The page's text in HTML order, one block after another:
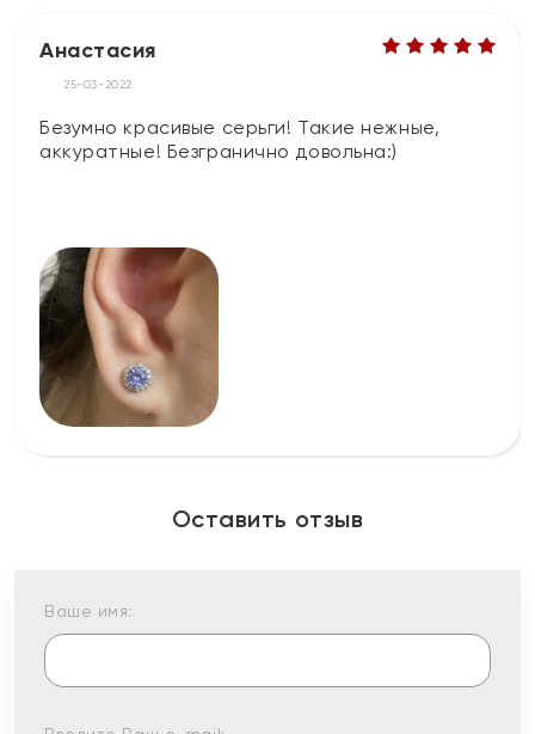
Анастасия
25-03-2022
Безумно красивые серьги! Такие нежные,
аккуратные! Безгранично довольна:)
Оставить отзыв
Ваше имя: